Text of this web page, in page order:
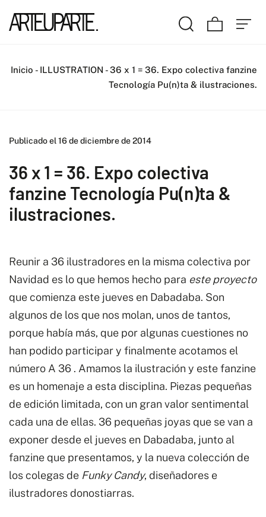
Inicio - ILLUSTRATION -36 x 1 = 36. Expo colectiva fanzine
Tecnología Pu(n)ta & ilustraciones.
Publicado el 16 de diciembre de 2014
36 x 1 = 36. Expo colectiva
fanzine Tecnología Pu(n)ta &
ilustraciones.
Reunir a 36 ilustradores en la misma colectiva por
Navidad es lo que hemos hecho para este proyecto
que comienza este jueves en Dabadaba. Son
algunos de los que nos molan, unos de tantos,
porque había más, que por algunas cuestiones no
han podido participar y finalmente acotamos el
número A 36 . Amamos la ilustración y este fanzine
es un homenaje a esta disciplina. Piezas pequeñas
de edición limitada, con un gran valor sentimental
cada una de ellas. 36 pequeñas joyas que se van a
exponer desde el jueves en Dabadaba, junto al
fanzine que presentamos, y la nueva colección de
los colegas de Funky Candy, diseñadores e
ilustradores donostiarras.